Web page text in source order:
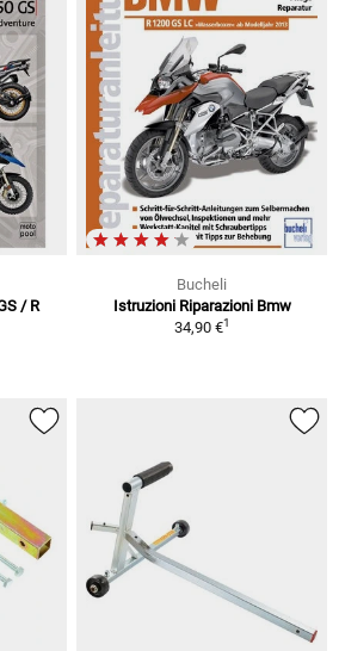
/ R
Bucheli
Istruzioni Riparazioni Bmw
34,90 €1